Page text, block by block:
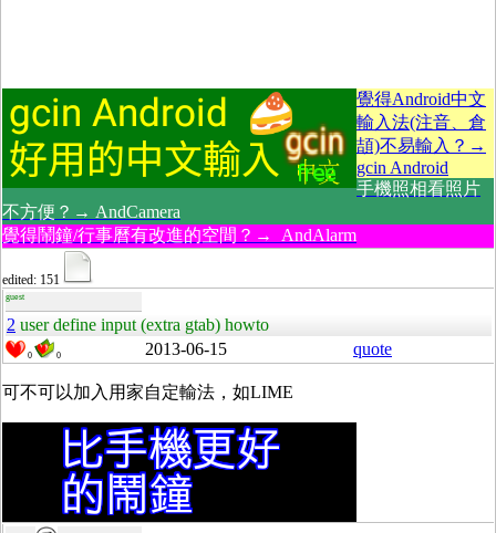
覺得Android中文
輸入法(注音、倉
頡)不易輸入？→
gcin Android
手機照相看照片
不方便？→ AndCamera
覺得鬧鐘/行事曆有改進的空間？→ AndAlarm
edited: 151
guest
2 user define input (extra gtab) howto
0 0 2013-06-15 quote
可不可以加入用家自定輸法，如LIME